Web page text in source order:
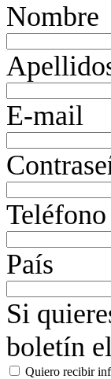
Nombre
E-mail
Teléfono
País
Si
boletín
Quiero recibir